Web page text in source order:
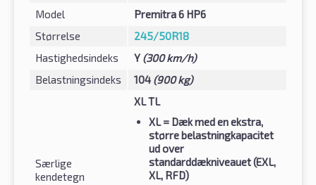
Model
Premitra 6 HP6
Størrelse
245/50R18
Hastighedsindeks
Y (300 km/h)
Belastningsindeks
104 (900 kg)
Særlige
kendetegn
XL TL
XL= Dæk med en ekstra,
større belastningkapacitet
ud over
standarddækniveauet (EXL,
XL, RFD)